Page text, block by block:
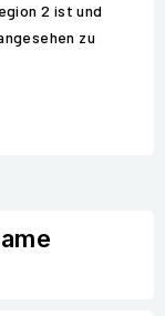
2 ist und
zu